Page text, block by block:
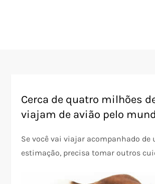
Cerca de quatro milhões
viajam de avião pelo
Se você vai viajar acompanhado de
estimação, precisa tomar outros